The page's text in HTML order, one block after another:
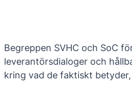
Begreppen SVHC och SoC
leverantörsdialoger och
kring vad de faktiskt